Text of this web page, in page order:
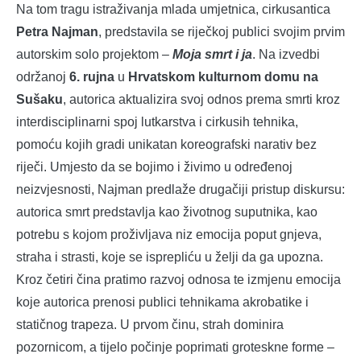
Na tom tragu istraživanja mlada umjetnica, cirkusantica
Petra Najman, predstavila se riječkoj publici svojim prvim
autorskim solo projektom – Moja smrt i ja. Na izvedbi
održanoj 6. rujna u Hrvatskom kulturnom domu na
Sušaku, autorica aktualizira svoj odnos prema smrti kroz
interdisciplinarni spoj lutkarstva i cirkusih tehnika,
pomoću kojih gradi unikatan koreografski narativ bez
riječi. Umjesto da se bojimo i živimo u određenoj
neizvjesnosti, Najman predlaže drugačiji pristup diskursu:
autorica smrt predstavlja kao životnog suputnika, kao
potrebu s kojom proživljava niz emocija poput gnjeva,
straha i strasti, koje se isprepliću u želji da ga upozna.
Kroz četiri čina pratimo razvoj odnosa te izmjenu emocija
koje autorica prenosi publici tehnikama akrobatike i
statičnog trapeza. U prvom činu, strah dominira
pozornicom, a tijelo počinje poprimati groteskne forme –